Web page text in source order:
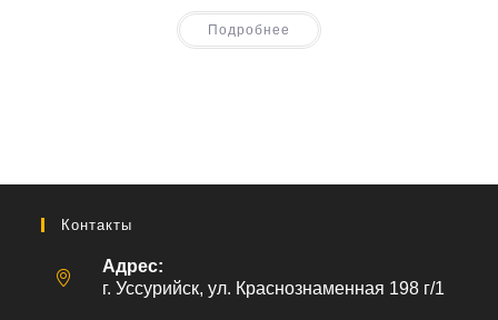
Подробнее
Контакты
Адрес:
г. Уссурийск, ул. Краснознаменная 198 г/1